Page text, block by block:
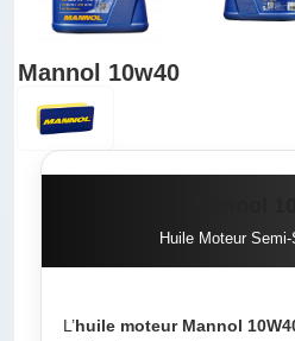
Mannol 10w40
Huile Moteur
L’huile moteur Mannol